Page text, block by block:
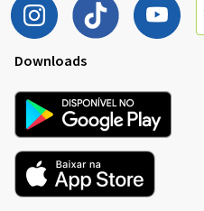
Downloads